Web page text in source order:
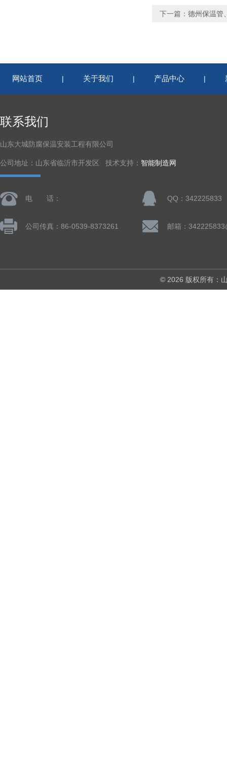
下一篇： 德州保温管
网站首页 | 关于我们 | 产品中心 |
联系我们
山东大城防腐保温安装工程有限公司
公司地址：山东省临沂市开发区 技术支持： 智能制造网
电 话： QQ：342225833
公司传真：86-0539-8373261 邮箱：
© 2026 版权所有：